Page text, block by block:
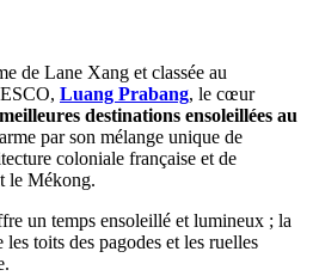
de Lane Xang et classée au
Luang Prabang, le cœur
meilleures destinations ensoleillées au
par son mélange unique de
coloniale française et de
le Mékong.
un temps ensoleillé et lumineux ; la
toits des pagodes et les ruelles